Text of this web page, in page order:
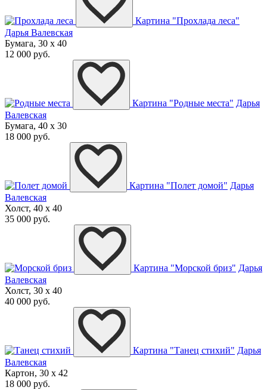
Картина "Прохлада леса"
Дарья Валевская
Бумага, 30 x 40
12 000 руб.
Картина "Родные места" Дарья
Валевская
Бумага, 40 x 30
18 000 руб.
Картина "Полет домой" Дарья
Валевская
Холст, 40 x 40
35 000 руб.
Картина "Морской бриз" Дарья
Валевская
Холст, 30 x 40
40 000 руб.
Картина "Танец стихий" Дарья
Валевская
Картон, 30 x 42
18 000 руб.